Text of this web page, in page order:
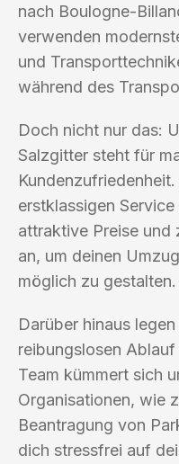
nach Boulogne-
verwenden
und
während des
Doch nicht nur das:
Salzgitter steht für
erstklassigen
attraktive Preise und
an, um deinen
möglich zu gestalten.
Darüber hinaus
reibungslosen
Team kümmert sich
Organisationen, wie
Beantragung von
dich stressfrei auf